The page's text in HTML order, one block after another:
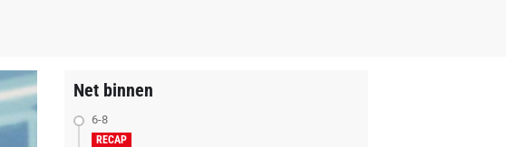
Net binnen
6-8
RECAP